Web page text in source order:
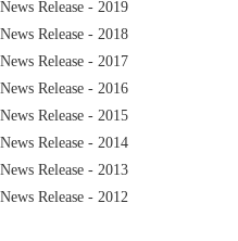
News Release - 2019
News Release - 2018
News Release - 2017
News Release - 2016
News Release - 2015
News Release - 2014
News Release - 2013
News Release - 2012